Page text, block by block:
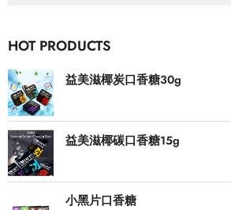
HOT PRODUCTS
益美滋椰炭口香糖30g
益美滋椰碳口香糖15g
小黑片口香糖